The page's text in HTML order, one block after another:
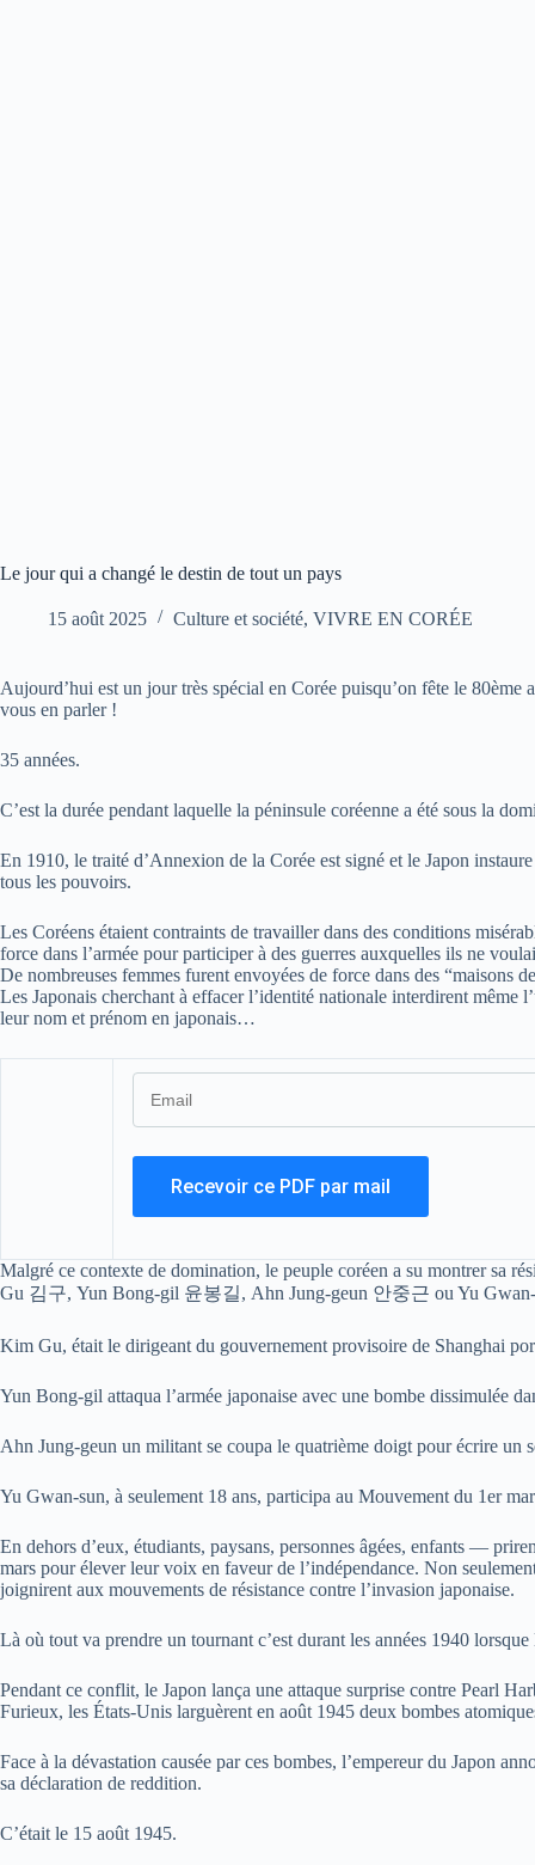
Le jour qui a changé le destin de tout un pays
15 août 2025 Culture et société, VIVRE EN CORÉE
Aujourd’hui est un jour très spécial en Corée puisqu’on fête le
vous en parler !
35 années.
C’est la durée pendant laquelle la péninsule coréenne a été sous la
En 1910, le traité d’Annexion de la Corée est signé et le Japon
tous les pouvoirs.
Les Coréens étaient contraints de travailler dans des conditions
force dans l’armée pour participer à des guerres auxquelles ils ne
De nombreuses femmes furent envoyées de force dans des “maisons
Les Japonais cherchant à effacer l’identité nationale interdirent même
leur nom et prénom en japonais…
Malgré ce contexte de domination, le peuple coréen a su montrer sa
Gu 김구, Yun Bong-gil 윤봉길, Ahn Jung-geun 안중근 ou Yu
Kim Gu, était le dirigeant du gouvernement provisoire de Shanghai
Yun Bong-gil attaqua l’armée japonaise avec une bombe dissimulée
Ahn Jung-geun un militant se coupa le quatrième doigt pour écrire un
Yu Gwan-sun, à seulement 18 ans, participa au Mouvement du 1er
En dehors d’eux, étudiants, paysans, personnes âgées, enfants —
mars pour élever leur voix en faveur de l’indépendance. Non
joignirent aux mouvements de résistance contre l’invasion japonaise.
Là où tout va prendre un tournant c’est durant les années 1940
Pendant ce conflit, le Japon lança une attaque surprise contre Pearl
Furieux, les États-Unis larguèrent en août 1945 deux bombes
Face à la dévastation causée par ces bombes, l’empereur du Japon
sa déclaration de reddition.
C’était le 15 août 1945.